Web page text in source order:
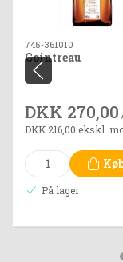
745-361010
Cointreau
DKK 270,00
DKK 216,00 ekskl.
På lager